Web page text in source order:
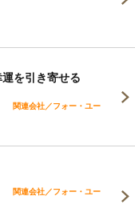
を引き寄せる
関連会社／フォー・ユー
関連会社／フォー・ユー